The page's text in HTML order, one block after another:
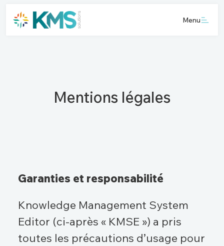
Menu
Mentions légales
Garanties et responsabilité
Knowledge Management System
Editor (ci-après « KMSE ») a pris
toutes les précautions d’usage pour